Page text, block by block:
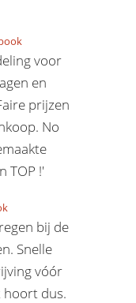
voor
en
prijzen
No
TOP !'
bij de
Snelle
vóór
hoort dus.